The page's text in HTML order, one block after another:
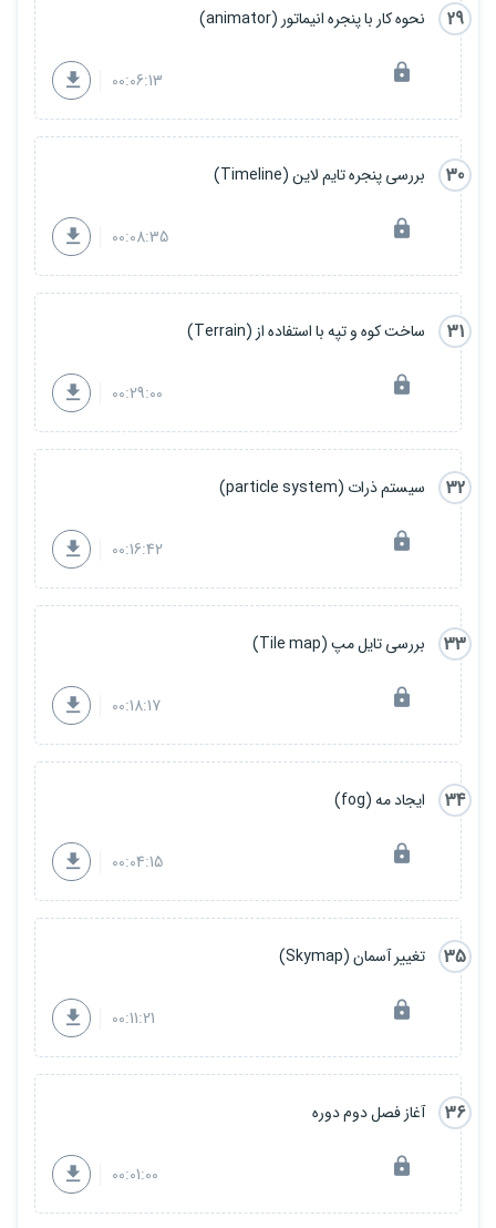
29 نحوه کار با پنجره انیماتور (animator)
00:06:13
30 بررسی پنجره تایم لاین (Timeline)
00:08:35
31 ساخت کوه و تپه با استفاده از (Terrain)
00:29:00
32 سیستم ذرات (particle system)
00:16:42
33 بررسی تایل مپ (Tile map)
00:18:17
34 ایجاد مه (fog)
00:04:15
35 تغییر آسمان (Skymap)
00:11:21
36 آغاز فصل دوم دوره
00:01:00